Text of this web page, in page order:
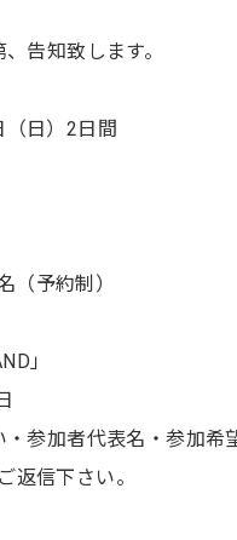
告知致します。
日）2日間
予約制）
」
参加者代表名・参加希
返信下さい。